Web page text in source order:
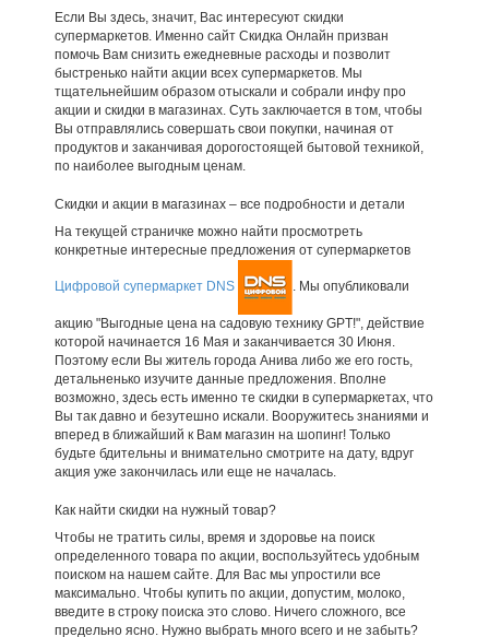
Если Вы здесь, значит, Вас интересуют скидки
супермаркетов. Именно сайт Скидка Онлайн призван
помочь Вам снизить ежедневные расходы и позволит
быстренько найти акции всех супермаркетов. Мы
тщательнейшим образом отыскали и собрали инфу про
акции и скидки в магазинах. Суть заключается в том, чтобы
Вы отправлялись совершать свои покупки, начиная от
продуктов и заканчивая дорогостоящей бытовой техникой,
по наиболее выгодным ценам.
Скидки и акции в магазинах – все подробности и детали
На текущей страничке можно найти просмотреть
конкретные интересные предложения от супермаркетов
Цифровой супермаркет DNS . Мы опубликовали
акцию "Выгодные цена на садовую технику GPT!", действие
которой начинается 16 Мая и заканчивается 30 Июня.
Поэтому если Вы житель города Анива либо же его гость,
детальненько изучите данные предложения. Вполне
возможно, здесь есть именно те скидки в супермаркетах, что
Вы так давно и безутешно искали. Вооружитесь знаниями и
вперед в ближайший к Вам магазин на шопинг! Только
будьте бдительны и внимательно смотрите на дату, вдруг
акция уже закончилась или еще не началась.
Как найти скидки на нужный товар?
Чтобы не тратить силы, время и здоровье на поиск
определенного товара по акции, воспользуйтесь удобным
поиском на нашем сайте. Для Вас мы упростили все
максимально. Чтобы купить по акции, допустим, молоко,
введите в строку поиска это слово. Ничего сложного, все
предельно ясно. Нужно выбрать много всего и не забыть?